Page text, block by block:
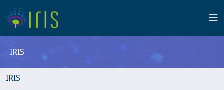
IRIS
IRIS